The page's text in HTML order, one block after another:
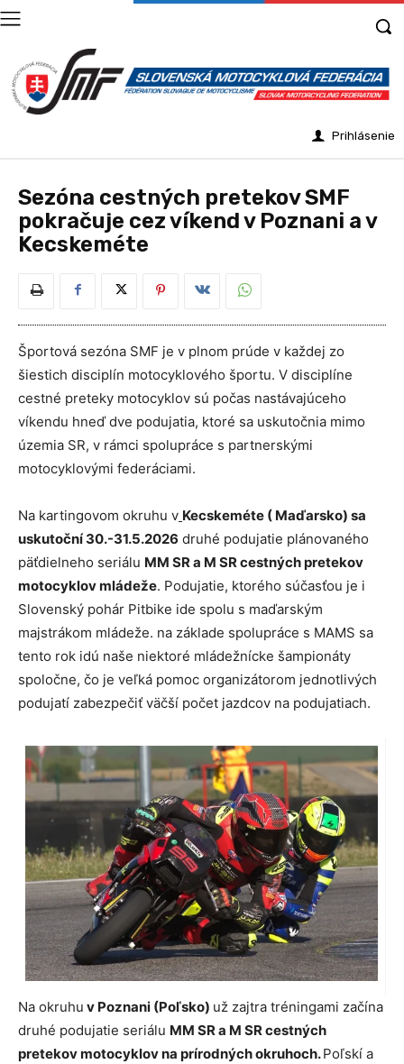
Prihlásenie
Sezóna cestných pretekov SMF
pokračuje cez víkend v Poznani a v
Kecskeméte
Športová sezóna SMF je v plnom prúde v každej zo
šiestich disciplín motocyklového športu. V disciplíne
cestné preteky motocyklov sú počas nastávajúceho
víkendu hneď dve podujatia, ktoré sa uskutočnia mimo
územia SR, v rámci spolupráce s partnerskými
motocyklovými federáciami.
Na kartingovom okruhu v Kecskeméte ( Maďarsko) sa
uskutoční 30.-31.5.2026 druhé podujatie plánovaného
päťdielneho seriálu MM SR a M SR cestných pretekov
motocyklov mládeže. Podujatie, ktorého súčasťou je i
Slovenský pohár Pitbike ide spolu s maďarským
majstrákom mládeže. na základe spolupráce s MAMS sa
tento rok idú naše niektoré mládežnícke šampionáty
spoločne, čo je veľká pomoc organizátorom jednotlivých
podujatí zabezpečiť väčší počet jazdcov na podujatiach.
Na okruhu v Poznani (Poľsko) už zajtra tréningami začína
druhé podujatie seriálu MM SR a M SR cestných
pretekov motocyklov na prírodných okruhoch.Poľskí a